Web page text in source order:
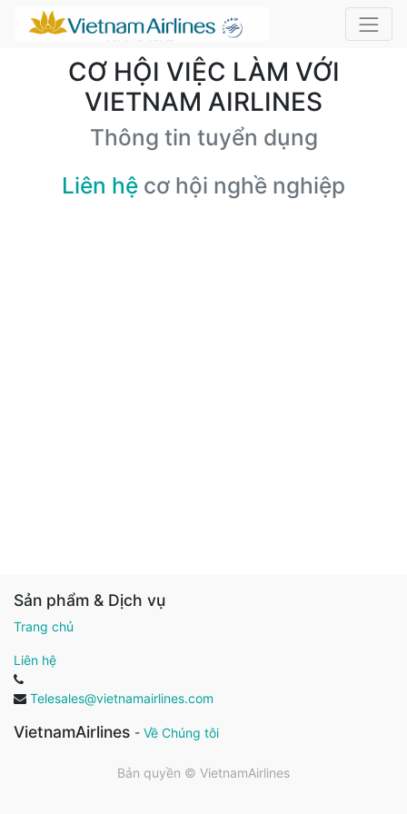
CƠ HỘI VIỆC LÀM VỚI
VIETNAM AIRLINES
Thông tin tuyển dụng
Liên hệ cơ hội nghề nghiệp
Sản phẩm & Dịch vụ
Trang chủ
Liên hệ
Telesales@vietnamairlines.com
VietnamAirlines - Về Chúng tôi
Bản quyền © VietnamAirlines